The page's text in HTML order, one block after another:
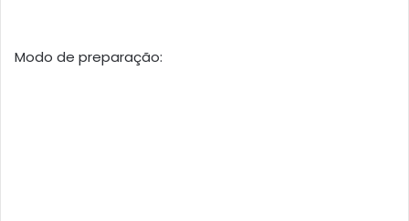
Modo de preparação: